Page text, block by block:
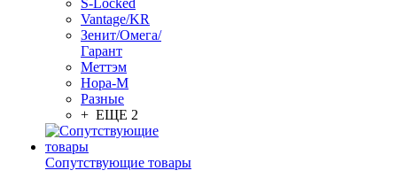
S-Locked
Vantage/KR
Зенит/Омега/
Гарант
Меттэм
Нора-М
Разные
+ ЕЩЕ 2
Сопутствующие товары